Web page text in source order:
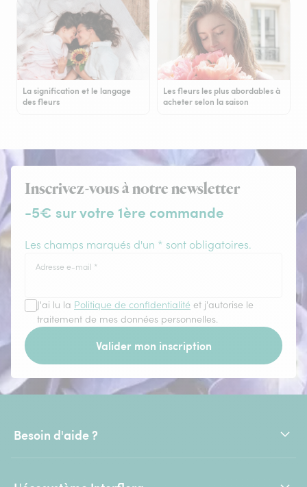
La signification et le langage
des fleurs
Les fleurs les plus abordables à
acheter selon la saison
Inscrivez-vous à notre newsletter
-5€ sur votre 1ère commande
Les champs marqués d'un * sont obligatoires.
Adresse e-mail *
J'ai lu la Politique de confidentialité et j'autorise le
traitement de mes données personnelles.
Valider mon inscription
Besoin d'aide ?